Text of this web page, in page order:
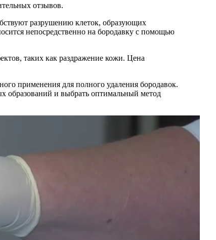
отзывов.
разрушению клеток, образующих
непосредственно на бородавку с помощью
таких как раздражение кожи. Цена
применения для полного удаления бородавок.
образований и выбрать оптимальный метод